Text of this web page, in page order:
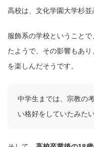
高校は、文化学園大学杉並
服飾系の学校ということ
たようで、その影響もあ
を楽しんだそうです。
中学生までは、宗教の
い格好をしていたみたい